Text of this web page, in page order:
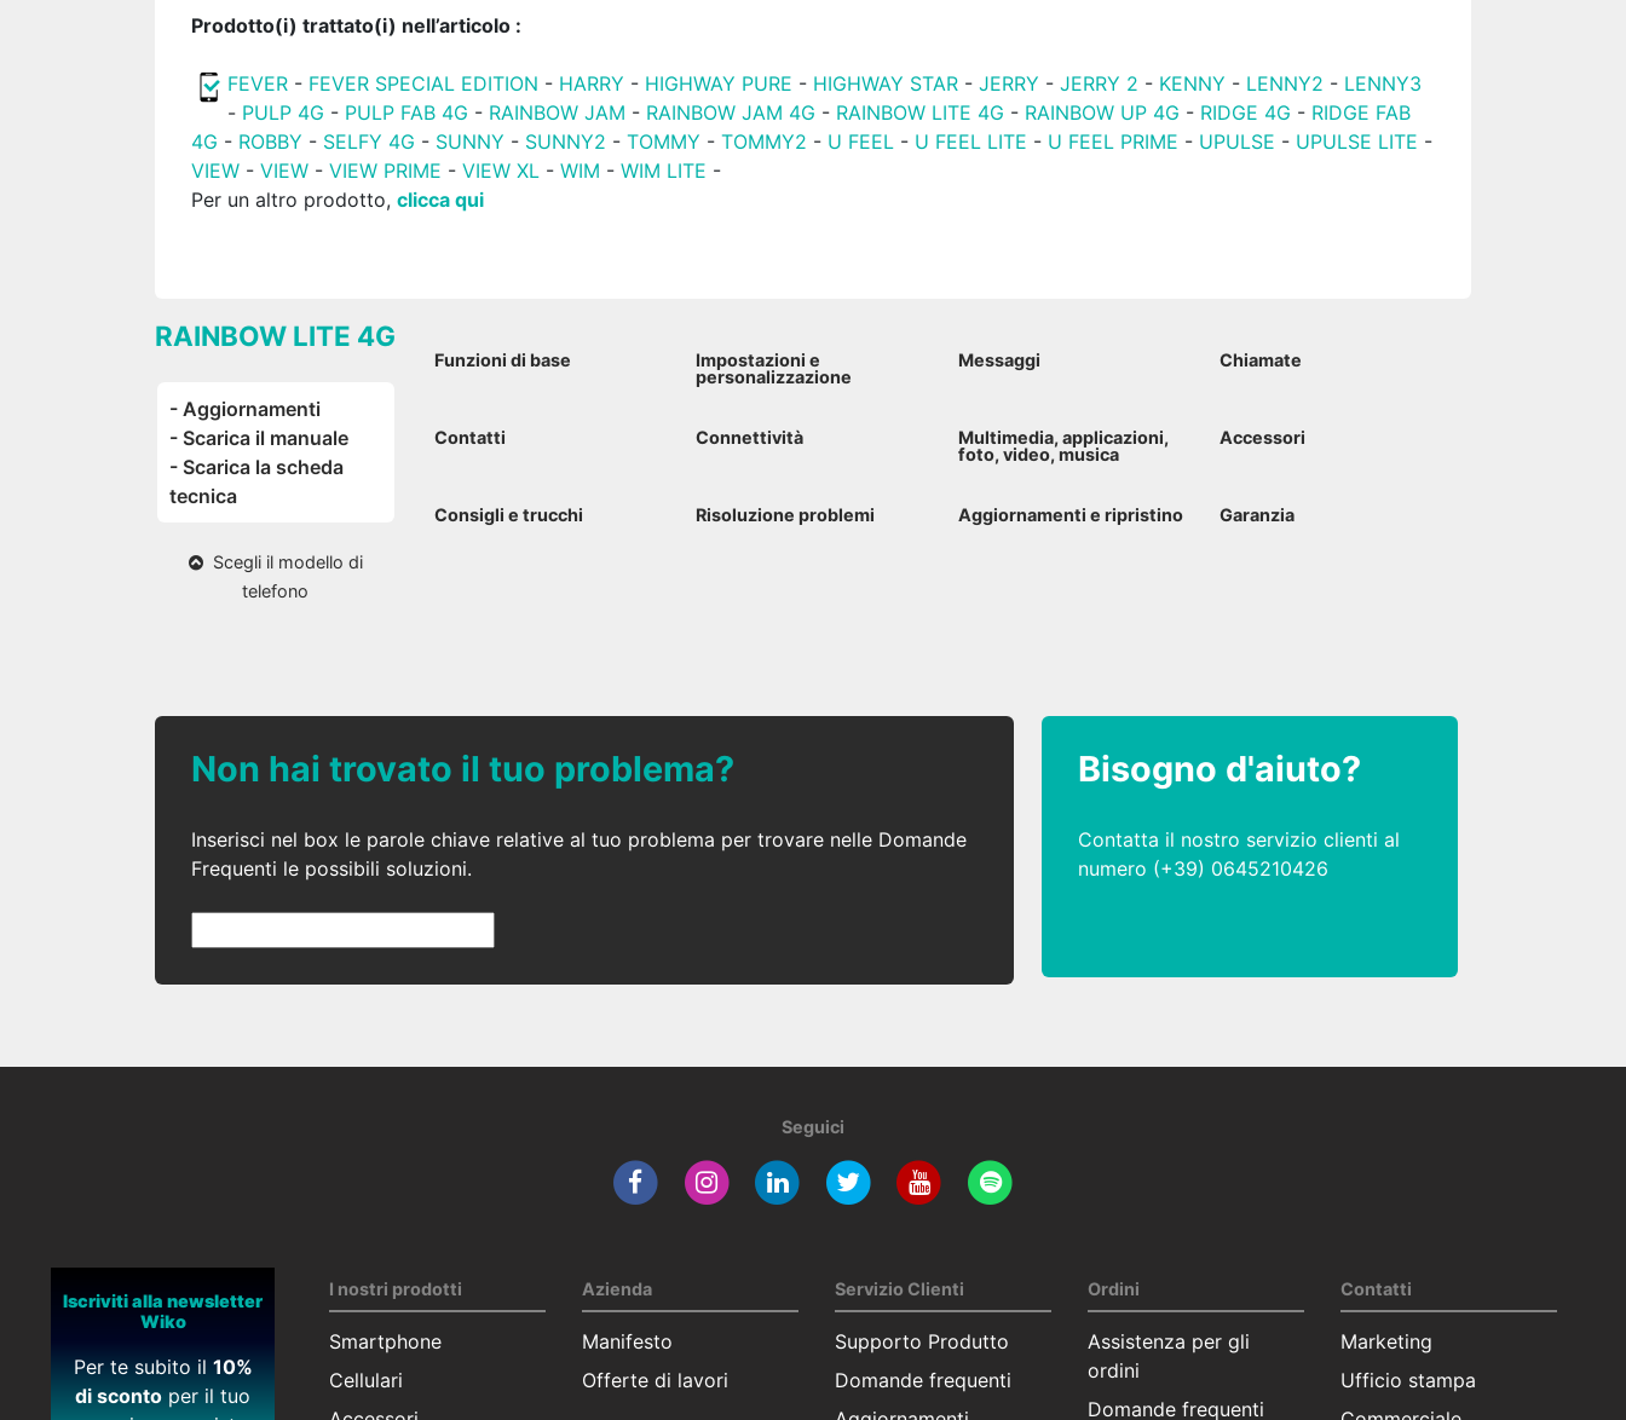
Prodotto(i) trattato(i) nell’articolo :
FEVER - FEVER SPECIAL EDITION - HARRY - HIGHWAY PURE - HIGHWAY STAR -JERRY -JERRY 2 - KENNY - LENNY2 - LENNY3
- PULP 4G - PULP FAB 4G - RAINBOW JAM - RAINBOW JAM 4G - RAINBOW LITE 4G - RAINBOW UP 4G - RIDGE 4G - RIDGE FAB
4G - ROBBY - SELFY 4G - SUNNY - SUNNY2 -TOMMY -TOMMY2 - U FEEL - U FEEL LITE - U FEEL PRIME - UPULSE - UPULSE LITE -
VIEW -VIEW -VIEW PRIME -VIEW XL -WIM -WIM LITE -
Per un altro prodotto,clicca qui
RAINBOW LITE 4G
- Aggiornamenti
- Scarica il manuale
- Scarica la scheda
tecnica
Scegli il modello di
telefono
Funzioni di base
Impostazioni e
personalizzazione
Messaggi Chiamate
Contatti Connettività
Multimedia, applicazioni,
foto, video, musica
Accessori
Consigli e trucchi Risoluzione problemi Aggiornamenti e ripristino Garanzia
Non hai trovato il tuo problema?
Inserisci nel box le parole chiave relative al tuo problema per trovare nelle Domande
Frequenti le possibili soluzioni.
Bisogno d'aiuto?
Contatta il nostro servizio clienti al
numero (+39) 0645210426
Seguici
Iscriviti alla newsletter
Wiko
Per te subito il 10%
di sconto per il tuo
I nostri prodotti
Smartphone
Cellulari
Azienda
Manifesto
Offerte di lavori
Servizio Clienti
Supporto Produtto
Domande frequenti
Ordini
Assistenza per gli
ordini
Domande frequenti
Contatti
Marketing
Ufficio stampa